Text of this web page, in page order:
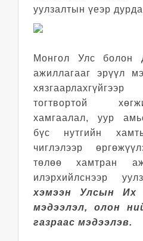
уулзалтын үеэр
Монгол Улс болон
ажиллагааг эрүүл
тогтвортой
хамгаалал, уур
бүс нутгийн
чиглэлээр
төлөө хамтран
илэрхийлснээр
хэмээн Улсын Их
мэдээлэл, олон
газраас мэдээлэв.